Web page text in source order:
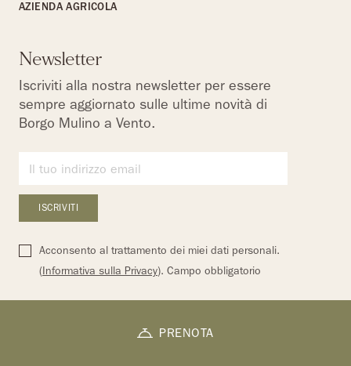
PRENOTA
AZIENDA AGRICOLA
Newsletter
Iscriviti alla nostra newsletter per essere
sempre aggiornato sulle ultime novità di
Borgo Mulino a Vento.
Acconsento al trattamento dei miei dati personali.
(Informativa sulla Privacy). Campo obbligatorio